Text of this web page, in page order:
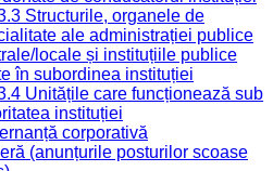
Structurile, organele de
ale administrației publice
locale și instituțiile publice
în subordinea instituției
Unitățile care funcționează sub
instituției
corporativă
(anunțurile posturilor scoase